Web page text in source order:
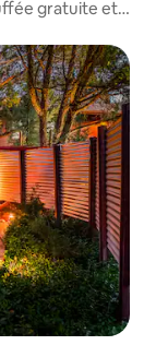
gratuite et